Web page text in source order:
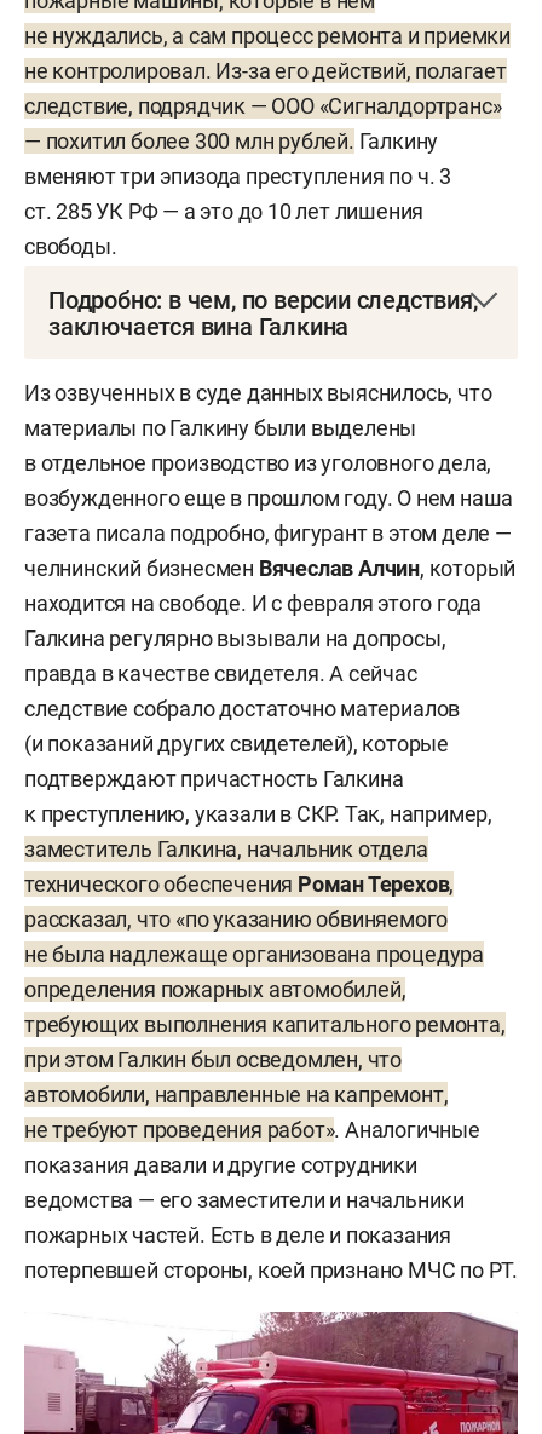
не нуждались, а сам процесс ремонта и приемки
не контролировал. Из-за его действий, полагает
следствие, подрядчик — ООО «Сигналдортранс»
— похитил более 300 млн рублей. Галкину
вменяют три эпизода преступления по ч. 3
ст. 285 УК РФ — а это до 10 лет лишения
свободы.
Подробно: в чем, по версии следствия,
заключается вина Галкина
совершено в период с 2017 по 2020 год. Галкин,
будучи начальником УМТО, направлял машины
в «Сигналдортранс» по предварительной
договоренности с ее директором
Вячеславом
, который тоже сейчас находится под
следствием. В СКР считают, что Галкин
действовал не в интересах службы, а из личной
заинтересованности, «заключавшейся
в побуждениях карьеризма». Так продолжалось
три года: в 2017–2018-х сумма похищенных
денег составила, считают в СКР, 71 млн рублей,
в два последующих закупочных периода —
119 млн и 115 млн рублей соответственно.
По версии следствия, именно Галкин своими
действиями создал такие условия, при которых
Алчин смог похитить данные средства.
При этом статья, которая вменяется Галкину,
предусматривает «тяжкие последствия».
По версии СКР, они выразились в том, что
ненадлежащее качество ремонта машин
привело к их поломкам в последующей
эксплуатации. А это уже, следовательно,
привело к «подрыву готовности» подразделений
МЧС к выполнению своих непосредственных
задач и даже «дестабилизации»
их деятельности.
Задержали Галкина 26 октября около 11 часов
Из озвученных в суде данных выяснилось, что
материалы по Галкину были выделены
в отдельное производство из уголовного дела,
возбужденного еще в прошлом году. О нем наша
газета писала подробно, фигурант в этом деле —
челнинский бизнесмен ВячеславАлчин, который
находится на свободе. И с февраля этого года
Галкина регулярно вызывали на допросы,
правда в качестве свидетеля. А сейчас
следствие собрало достаточно материалов
(и показаний других свидетелей), которые
подтверждают причастность Галкина
к преступлению, указали в СКР. Так, например,
заместитель Галкина, начальник отдела
технического обеспечения Роман Терехов,
рассказал, что «по указанию обвиняемого
не была надлежаще организована процедура
определения пожарных автомобилей,
требующих выполнения капитального ремонта,
при этом Галкин был осведомлен, что
автомобили, направленные на капремонт,
не требуют проведения работ». Аналогичные
показания давали и другие сотрудники
ведомства — его заместители и начальники
пожарных частей. Есть в деле и показания
потерпевшей стороны, коей признано МЧС по РТ.